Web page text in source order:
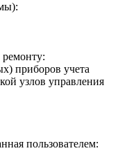
приборов учета
узлов управления
пользователем: